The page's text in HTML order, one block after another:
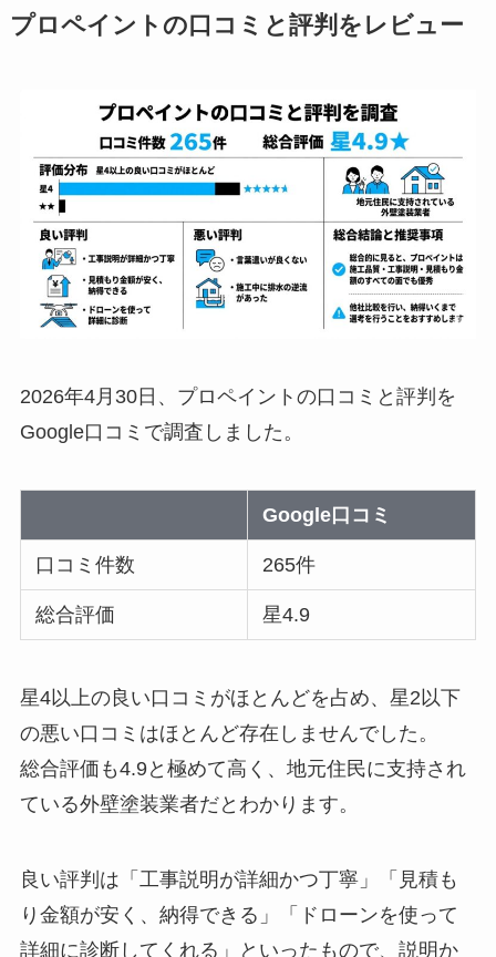
プロペイントの口コミと評判をレビュー
2026年4月30日、プロペイントの口コミと評判を
Google口コミで調査しました。
Google口コミ
口コミ件数 265件
総合評価 星4.9
星4以上の良い口コミがほとんどを占め、星2以下
の悪い口コミはほとんど存在しませんでした。
総合評価も4.9と極めて高く、地元住民に支持され
ている外壁塗装業者だとわかります。
良い評判は「工事説明が詳細かつ丁寧」「見積も
り金額が安く、納得できる」「ドローンを使って
詳細に診断してくれる」といったもので、説明か